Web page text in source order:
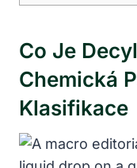
Co Je
Chemická
Klasifikace